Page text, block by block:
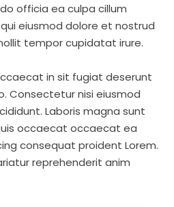
officia ea culpa cillum
eiusmod dolore et nostrud
tempor cupidatat irure.
in sit fugiat deserunt
Consectetur nisi eiusmod
Laboris magna sunt
occaecat occaecat ea
consequat proident Lorem.
reprehenderit anim